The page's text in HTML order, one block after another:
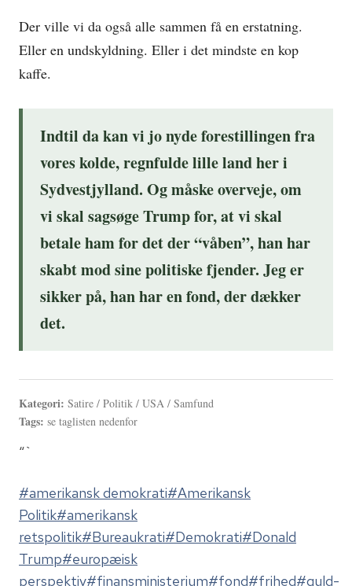
Der ville vi da også alle sammen få en erstatning.
Eller en undskyldning. Eller i det mindste en kop
kaffe.
Indtil da kan vi jo nyde forestillingen fra
vores kolde, regnfulde lille land her i
Sydvestjylland. Og måske overveje, om
vi skal sagsøge Trump for, at vi skal
betale ham for det der “våben”, han har
skabt mod sine politiske fjender. Jeg er
sikker på, han har en fond, der dækker
det.
Kategori: Satire / Politik / USA / Samfund
Tags: se taglisten nedenfor
“`
Indlæg-
tags:
#amerikansk demokrati#Amerikansk
Politik#amerikansk
retspolitik#Bureaukrati#Demokrati#Donald
Trump#europæisk
perspektiv#finansministerium#fond#frihed#guld-